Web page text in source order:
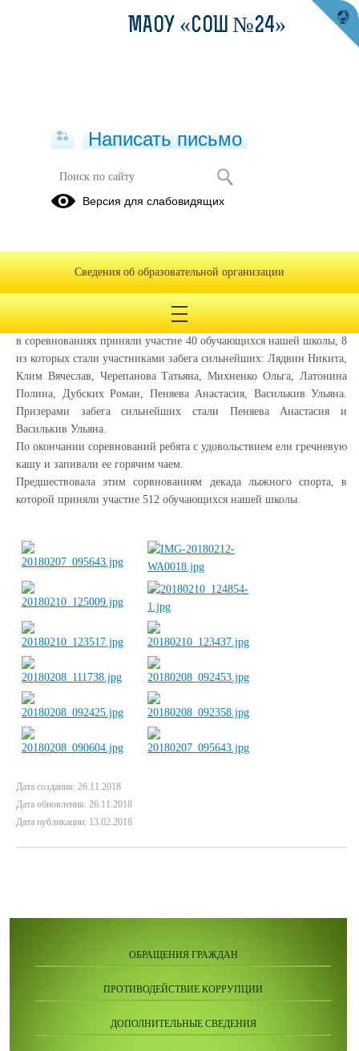
"Лыжня России - 2018"
10 февраля 2018 года на верхней поляне лыжно-спортивного
комплекса прошли соревнования "Лыжня России - 2018". Цель
Задачи - привлечение молодежи к регулярным занятиям
физической культурой и пропаганда здорового образа жизни.
в соревнованиях приняли участие 40 обучающихся нашей школы, 8
из которых стали участниками забега сильнейших: Лядвин Никита,
Клим Вячеслав, Черепанова Татьяна, Михненко Ольга, Латонина
Полина, Дубских Роман, Пеняева Анастасия, Василькив Ульяна.
Призерами забега сильнейших стали Пеняева Анастасия и
Василькив Ульяна.
По окончании соревнований ребята с удовольствием ели гречневую
кашу и запивали ее горячим чаем.
Предшествовала этим сорвнованиям декада лыжного спорта, в
которой приняли участие 512 обучающихся нашей школы.
Дата создания: 26.11.2018
Дата обновления: 26.11.2018
Дата публикации: 13.02.2018
ОБРАЩЕНИЯ ГРАЖДАН
ПРОТИВОДЕЙСТВИЕ КОРРУПЦИИ
ДОПОЛНИТЕЛЬНЫЕ СВЕДЕНИЯ
МАОУ «СОШ №24»
Написать письмо
Версия для слабовидящих
Сведения об образовательной организации